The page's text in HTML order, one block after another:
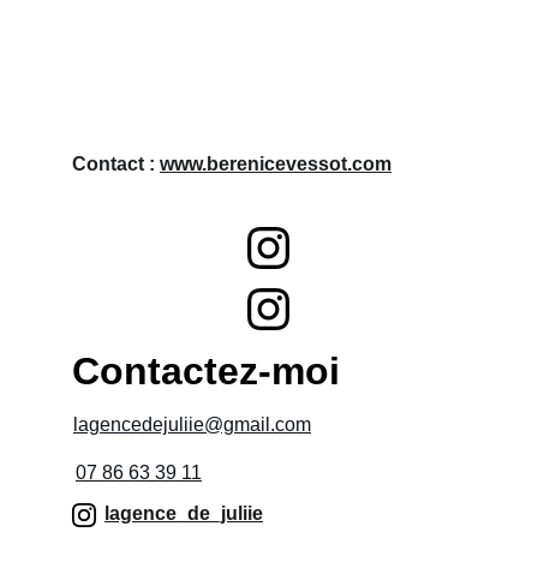
Contact : www.berenicevessot.com
Contactez-moi
lagencedejuliie@gmail.com
07 86 63 39 11
lagence_de_juliie